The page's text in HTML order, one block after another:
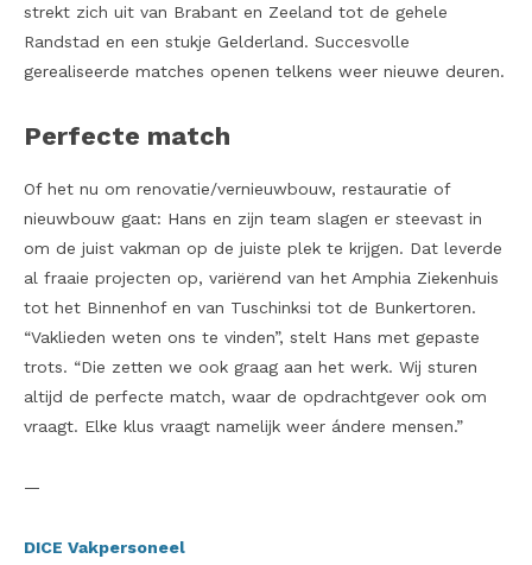
strekt zich uit van Brabant en Zeeland tot de gehele
Randstad en een stukje Gelderland. Succesvolle
gerealiseerde matches openen telkens weer nieuwe deuren.
Perfecte match
Of het nu om renovatie/vernieuwbouw, restauratie of
nieuwbouw gaat: Hans en zijn team slagen er steevast in
om de juist vakman op de juiste plek te krijgen. Dat leverde
al fraaie projecten op, variërend van het Amphia Ziekenhuis
tot het Binnenhof en van Tuschinksi tot de Bunkertoren.
“Vaklieden weten ons te vinden”, stelt Hans met gepaste
trots. “Die zetten we ook graag aan het werk. Wij sturen
altijd de perfecte match, waar de opdrachtgever ook om
vraagt. Elke klus vraagt namelijk weer ándere mensen.”
—
DICE Vakpersoneel